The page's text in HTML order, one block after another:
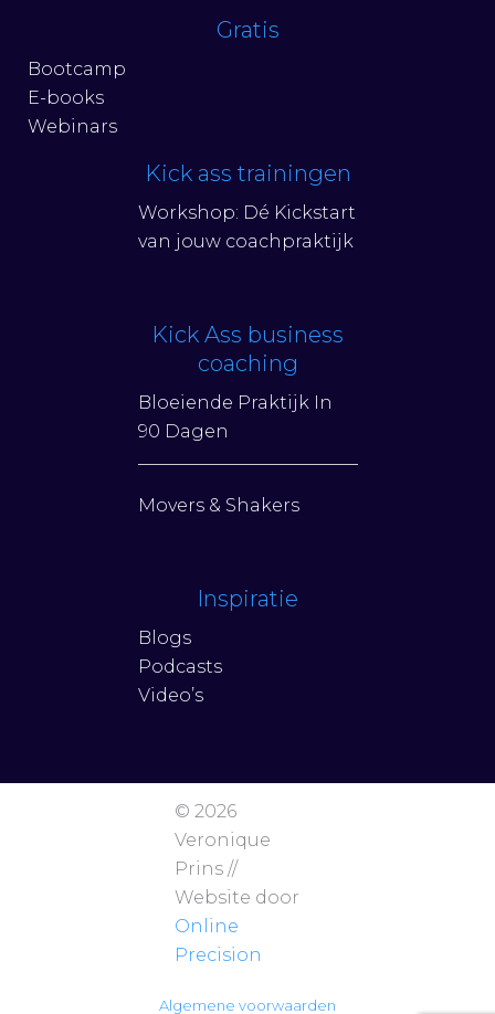
Gratis
Bootcamp
E-books
Webinars
Kick ass trainingen
Workshop: Dé Kickstart
van jouw coachpraktijk
Kick Ass business
coaching
Bloeiende Praktijk In
90 Dagen
Movers & Shakers
Inspiratie
Blogs
Podcasts
Video’s
© 2026
Veronique
Prins //
Website door
Online
Precision
Algemene voorwaarden